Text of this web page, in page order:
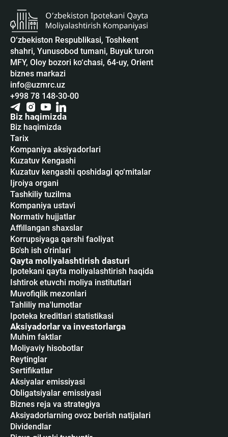
O‘zbekiston Respublikasi, Toshkent
shahri, Yunusobod tumani, Buyuk turon
MFY, Oloy bozori ko‘chasi, 64-uy, Orient
biznes markazi
info@uzmrc.uz
+998 78 148-30-00
Biz haqimizda
Biz haqimizda
Tarix
Kompaniya aksiyadorlari
Kuzatuv Kengashi
Kuzatuv kengashi qoshidagi qo‘mitalar
Ijroiya organi
Tashkiliy tuzilma
Kompaniya ustavi
Normativ hujjatlar
Affillangan shaxslar
Korrupsiyaga qarshi faoliyat
Bo'sh ish o'rinlari
Qayta moliyalashtirish dasturi
Ipotekani qayta moliyalashtirish haqida
Ishtirok etuvchi moliya institutlari
Muvofiqlik mezonlari
Tahliliy ma'lumotlar
Ipoteka kreditlari statistikasi
Aksiyadorlar va investorlarga
Muhim faktlar
Moliyaviy hisobotlar
Reytinglar
Sertifikatlar
Аksiyalar emissiyasi
Obligatsiyalar emissiyasi
Biznes reja va strategiya
Aksiyadorlarning ovoz berish natijalari
Dividendlar